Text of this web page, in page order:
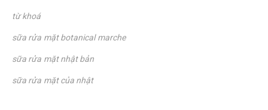
từ khoá
sữa rửa mặt botanical marche
sữa rửa mặt nhật bản
sữa rửa mặt của nhật